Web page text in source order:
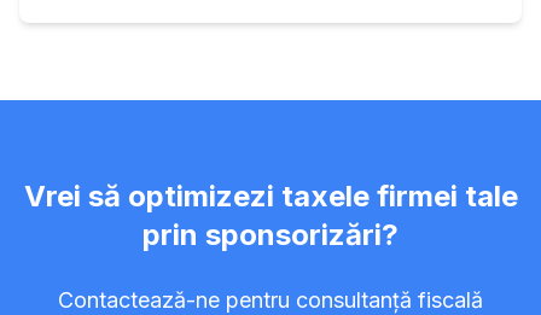
Vrei să optimizezi taxele firmei tale
prin sponsorizări?
Contactează-ne pentru consultanță fiscală